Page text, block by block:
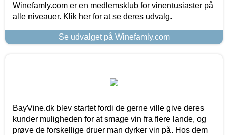
Winefamly.com er en medlemsklub for vinentusiaster på
alle niveauer. Klik her for at se deres udvalg.
Se udvalget på Winefamly.com
BayVine.dk blev startet fordi de gerne ville give deres
kunder muligheden for at smage vin fra flere lande, og
prøve de forskellige druer man dyrker vin på. Hos dem